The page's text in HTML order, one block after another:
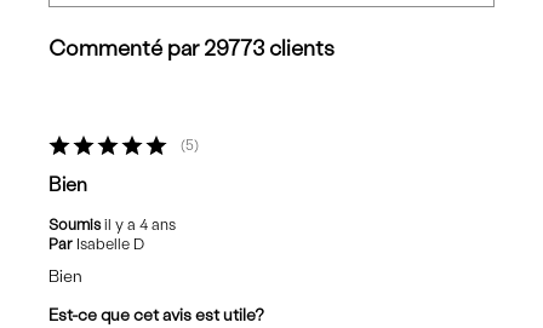
Commenté par 29773 clients
5
Bien
Soumisil y a 4 ans
Par Isabelle D
Bien
Est-ce que cet avis est utile?